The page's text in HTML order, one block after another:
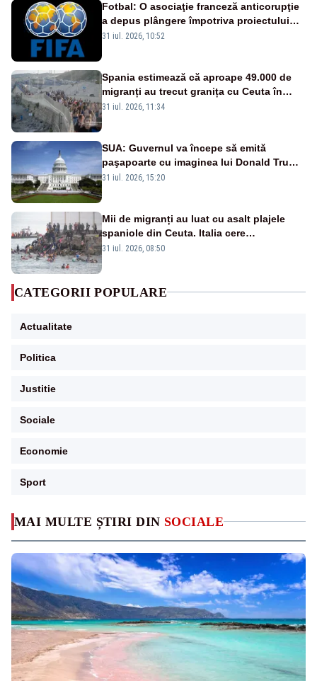
MAI MULTE ȘTIRI DIN SOCIALE
Fotbal: O asociaţie franceză anticorupţie
a depus plângere împotriva proiectului
FIFA
31 iul. 2026, 10:52
Spania estimează că aproape 49.000 de
migranți au trecut granița cu Ceuta în
ultimele 24 de ore. Bilanțul morților a
31 iul. 2026, 11:34
SUA: Guvernul va începe să emită
paşapoarte cu imaginea lui Donald Trump
începând cu 8 august
31 iul. 2026, 15:20
Mii de migranți au luat cu asalt plajele
spaniole din Ceuta. Italia cere
suspendarea Spaniei din Schengen
31 iul. 2026, 08:50
CATEGORII POPULARE
Actualitate
Politica
Justitie
Sociale
Economie
Sport